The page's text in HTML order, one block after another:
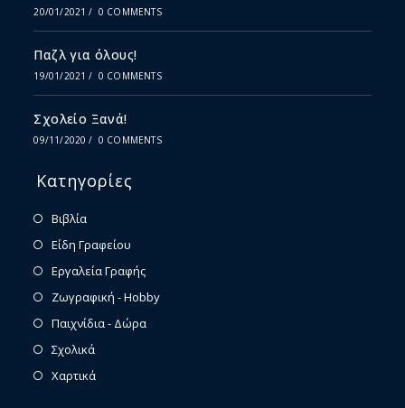
20/01/2021 / 0 COMMENTS
Παζλ για όλους!
19/01/2021 / 0 COMMENTS
Σχολείο Ξανά!
09/11/2020 / 0 COMMENTS
Κατηγορίες
Βιβλία
Είδη Γραφείου
Εργαλεία Γραφής
Ζωγραφική - Hobby
Παιχνίδια - Δώρα
Σχολικά
Χαρτικά